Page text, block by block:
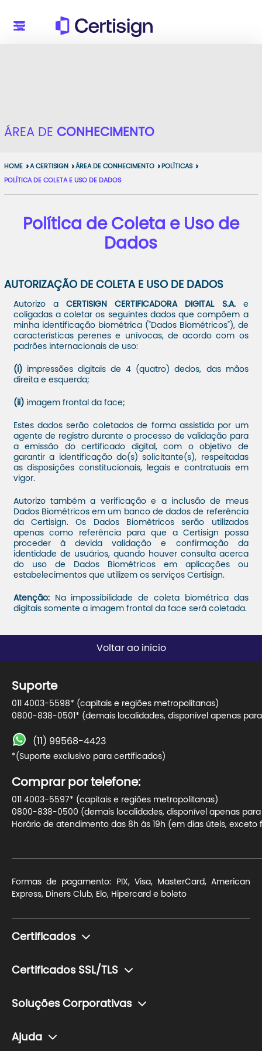
ÁREA DE CONHECIMENTO
HOME A CERTISIGN ÁREA DE CONHECIMENTO POLÍTICAS
POLÍTICA DE COLETA E USO DE DADOS
Política de Coleta e Uso de
Dados
AUTORIZAÇÃO DE COLETA E USO DE DADOS
Autorizo aCERTISIGN CERTIFICADORA DIGITAL S.A.e
coligadas a coletar os seguintes dados que compõem a
minha identificação biométrica ("Dados Biométricos"), de
características perenes e unívocas, de acordo com os
padrões internacionais de uso:
(i)impressões digitais de 4 (quatro) dedos, das mãos
direita e esquerda;
(ii)imagem frontal da face;
Estes dados serão coletados de forma assistida por um
agente de registro durante o processo de validação para
a emissão do certificado digital, com o objetivo de
garantir a identificação do(s) solicitante(s), respeitadas
as disposições constitucionais, legais e contratuais em
vigor.
Autorizo também a verificação e a inclusão de meus
Dados Biométricos em um banco de dados de referência
da Certisign. Os Dados Biométricos serão utilizados
apenas como referência para que a Certisign possa
proceder à devida validação e confirmação da
identidade de usuários, quando houver consulta acerca
do uso de Dados Biométricos em aplicações ou
estabelecimentos que utilizem os serviços Certisign.
Atenção:Na impossibilidade de coleta biométrica das
digitais somente a imagem frontal da face será coletada.
Voltar ao início
Suporte
011 4003-5598* (capitais e regiões metropolitanas)
0800-838-0501* (demais localidades, disponível apenas
(11) 99568-4423
*(Suporte exclusivo para certificados)
Comprar por telefone:
011 4003-5597* (capitais e regiões metropolitanas)
0800-838-0500 (demais localidades, disponível apenas
Horário de atendimento das 8h às 19h (em dias úteis, exceto
Formas de pagamento: PIX, Visa, MasterCard, American
Express, Diners Club, Elo, Hipercard e boleto
Certificados
Pessoa Jurídica (e-CNPJ)
Cartão (Mídia Criptográfica)
Certificados SSL/TLS
Soluções Corporativas
Ajuda